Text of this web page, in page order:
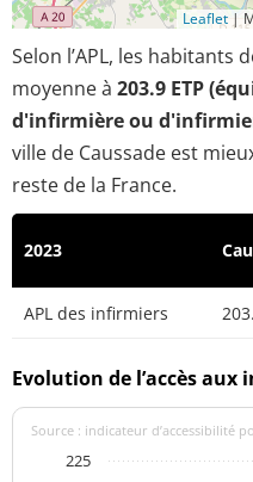
Leaflet |
Selon l’APL, les habitants
moyenne à 203.9 ETP
d'infirmière ou
ville de Caussade est
reste de la France.
2023
APL des infirmiers
Evolution de l’accès aux
Source : indicateur d’accessibilité
225